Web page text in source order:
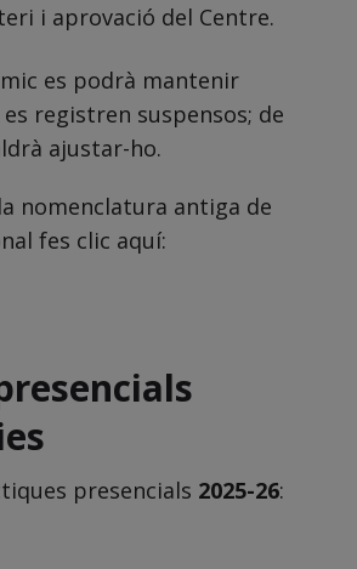
i aprovació del Centre.
es podrà mantenir
registren suspensos; de
ajustar-ho.
nomenclatura antiga de
fes clic aquí:
presencials 2025-26: